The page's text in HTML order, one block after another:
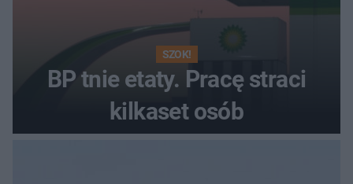
SZOK!
BP tnie etaty. Pracę straci
kilkaset osób